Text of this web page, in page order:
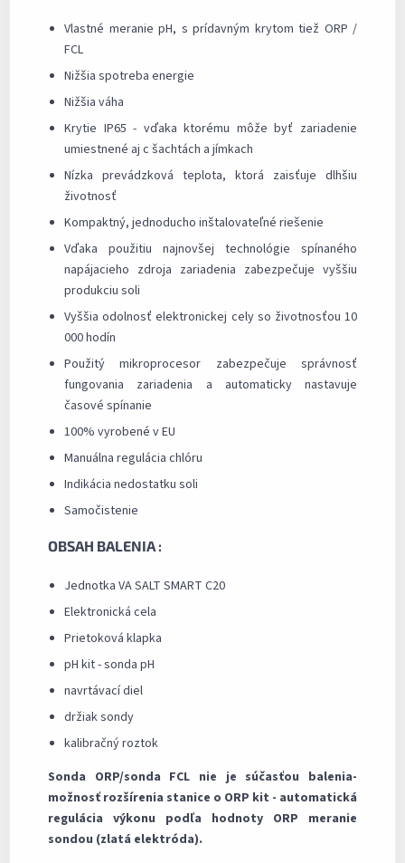
Vlastné meranie pH, s prídavným krytom tiež ORP /
FCL
Nižšia spotreba energie
Nižšia váha
Krytie IP65 - vďaka ktorému môže byť zariadenie
umiestnené aj c šachtách a jímkach
Nízka prevádzková teplota, ktorá zaisťuje dlhšiu
životnosť
Kompaktný, jednoducho inštalovateľné riešenie
Vďaka použitiu najnovšej technológie spínaného
napájacieho zdroja zariadenia zabezpečuje vyššiu
produkciu soli
Vyššia odolnosť elektronickej cely so životnosťou 10
000 hodín
Použitý mikroprocesor zabezpečuje správnosť
fungovania zariadenia a automaticky nastavuje
časové spínanie
100% vyrobené v EU
Manuálna regulácia chlóru
Indikácia nedostatku soli
Samočistenie
OBSAH BALENIA :
Jednotka VA SALT SMART C20
Elektronická cela
Prietoková klapka
pH kit - sonda pH
navrtávací diel
držiak sondy
kalibračný roztok
Sonda ORP/sonda FCL nie je súčasťou balenia-
možnosť rozšírenia stanice o ORP kit - automatická
regulácia výkonu podľa hodnoty ORP meranie
sondou (zlatá elektróda).